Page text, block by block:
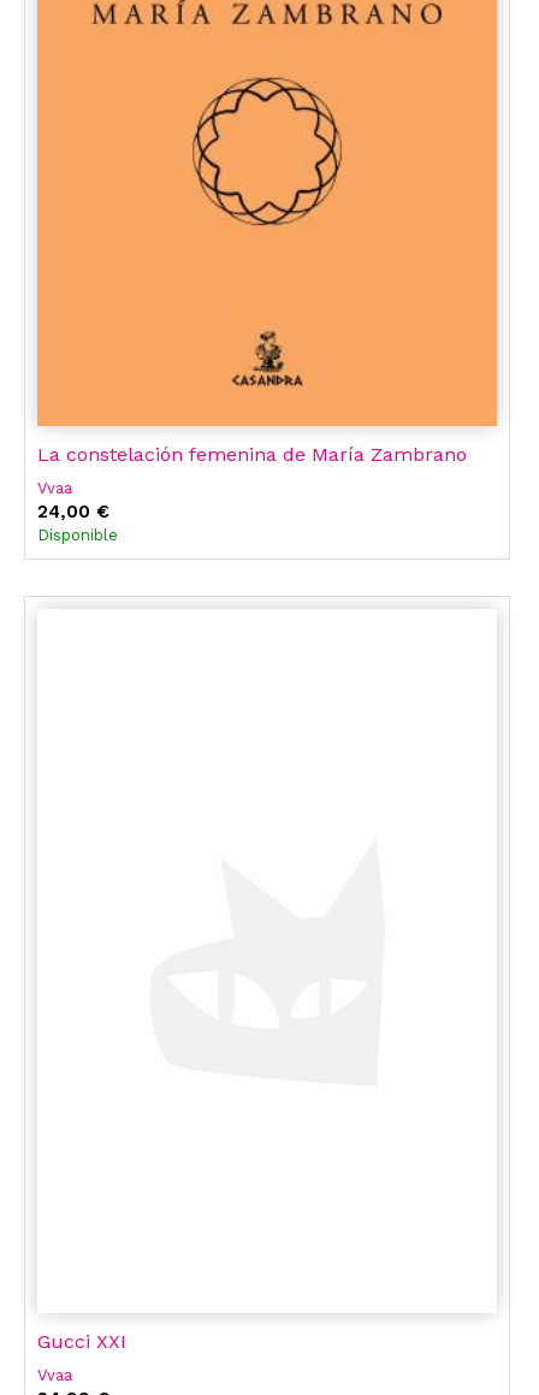
La constelación femenina de María Zambrano
Vvaa
24,00 €
Disponible
Gucci XXI
Vvaa